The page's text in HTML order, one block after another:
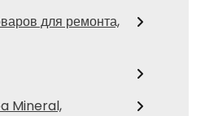
для ремонта,
Mineral,